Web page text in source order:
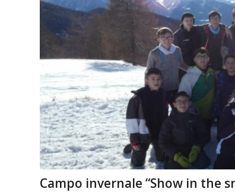
Campo invernale “Show in the